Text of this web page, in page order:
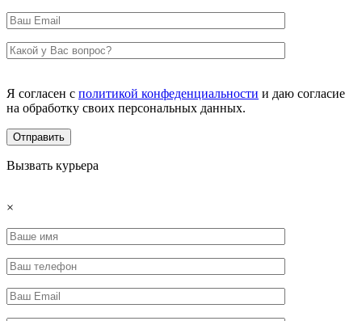
Я согласен с политикой конфеденциальности и даю согласие
на обработку своих персональных данных.
Вызвать курьера
×